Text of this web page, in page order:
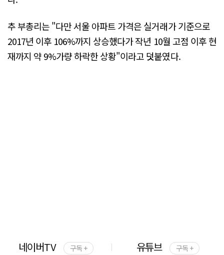
추 부총리는 "다만 서울 아파트 가격은 실거래가 기준으로
2017년 이후 106%까지 상승했다가 작년 10월 고점 이후 현
재까지 약 9%가량 하락한 상황"이라고 덧붙였다.
네이버TV 구독 + 유튜브 구독 +